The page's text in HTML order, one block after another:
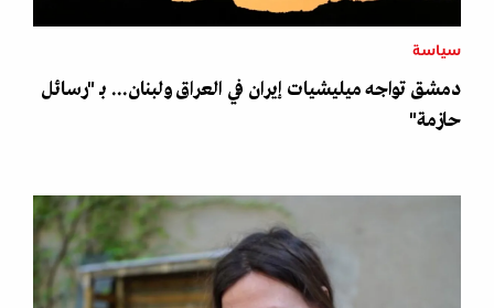
سياسة
دمشق تواجه ميليشيات إيران في العراق ولبنان... بـ "رسائل
حازمة"